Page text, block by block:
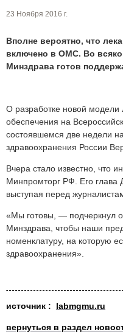
23 Ноября 2016 г.
Вполне вероятно, что
включено в ОМС. Во
Минздрава готов
О разработке новой модели
обеспечения на
состоявшемся две недели
здравоохранения России
Вчера стало известно, что
Минпромторг РФ. Его глава
выступая перед
«Мы готовы, — подчеркнул
Минздрава, чтобы наши
номенклатуру, на которую
здравоохранения».
источник : labmgmu.ru
вернуться в раздел